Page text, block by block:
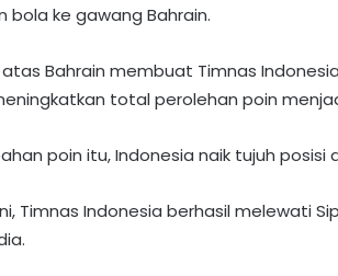
bola ke gawang Bahrain.
Bahrain membuat Timnas
total perolehan poin menjadi
poin itu, Indonesia naik tujuh posisi
Timnas Indonesia berhasil melewati